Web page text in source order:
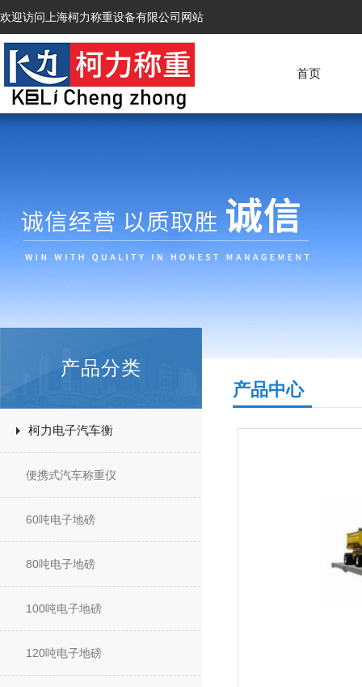
欢迎访问上海柯力称重设备有限公司网站
首页
产品分类
柯力电子汽车衡
便携式汽车称重仪
60吨电子地磅
80吨电子地磅
100吨电子地磅
120吨电子地磅
产品中心